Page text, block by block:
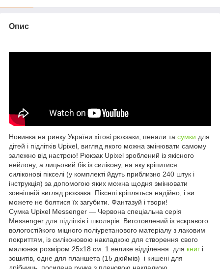
Опис
Новинка на ринку України хітові рюкзаки, пенали та сумки для
дітей і підлітків Upixel, вигляд якого можна змінювати самому
залежно від настрою! Рюкзак Upixel зроблений із якісного
нейлону, а лицьовий бік із силікону, на яку кріпитися
силіконові пікселі (у комплекті йдуть приблизно 240 штук і
інструкція) за допомогою яких можна щодня змінювати
зовнішній вигляд рюкзака. Пікселі кріпляться надійно, і ви
можете не боятися їх загубити. Фантазуй і твори!
Сумка Upixel Messenger — Червона спеціальна серія
Messenger для підлітків і школярів. Виготовлений із яскравого
вологостійкого міцного поліуретанового матеріалу з лаковим
покриттям, із силіконовою накладкою для створення свого
малюнка розміром 25х18 см. 1 велике відділення для книг і
зошитів, одне для планшета (15 дюймів) і кишені для
дрібниць, посилена ручка з плечовою накладкою.